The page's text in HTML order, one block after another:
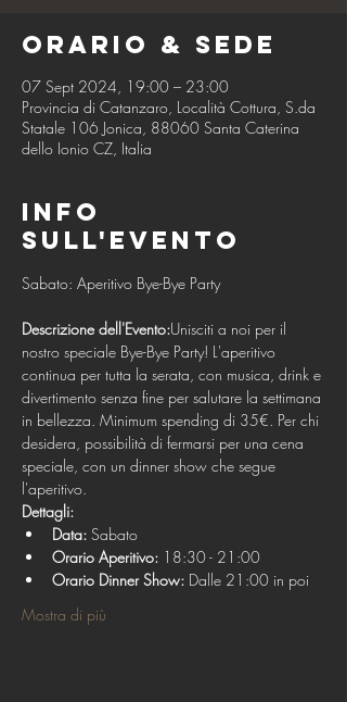
Orario & Sede
07 Sept 2024, 19:00 – 23:00
Provincia di Catanzaro, Località Cottura, S.da
Statale 106 Jonica, 88060 Santa Caterina
dello Ionio CZ, Italia
Info
sull'evento
Descrizione dell'Evento:Unisciti a noi per il
nostro speciale Bye-Bye Party! L'aperitivo
continua per tutta la serata, con musica, drink e
divertimento senza fine per salutare la settimana
in bellezza. Minimum spending di 35€. Per chi
desidera, possibilità di fermarsi per una cena
speciale, con un dinner show che segue
l'aperitivo.
Dettagli:
Data: Sabato
Orario Aperitivo: 18:30 - 21:00
Orario Dinner Show: Dalle 21:00 in poi
Mostra di più